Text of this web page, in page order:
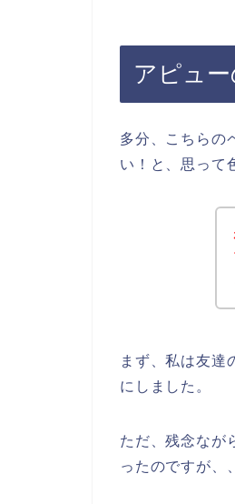
アピュ
多分、こちらの
い！と、思って
まず、私は友達
にしました。
ただ、残念なが
ったのですが、